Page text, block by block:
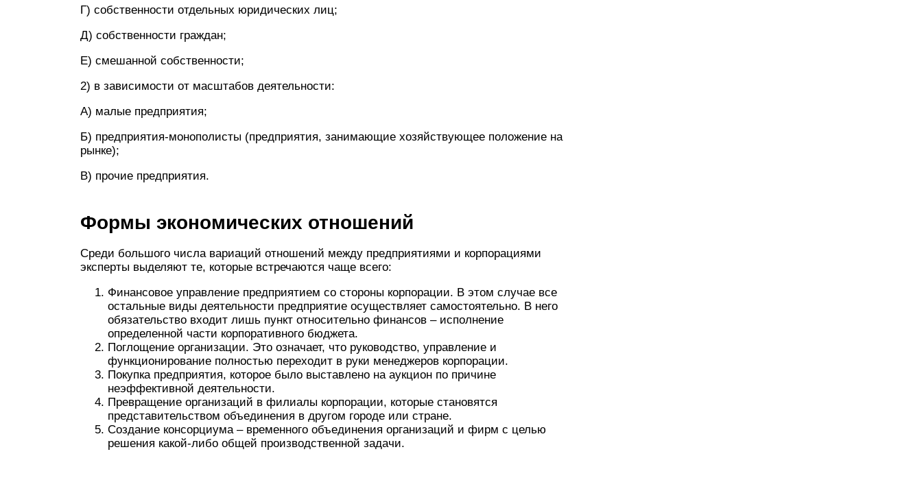
Г) собственности отдельных юридических лиц;
Д) собственности граждан;
Е) смешанной собственности;
2) в зависимости от масштабов деятельности:
А) малые предприятия;
Б) предприятия-монополисты (предприятия, занимающие хозяйствующее положение на
рынке);
В) прочие предприятия.
Формы экономических отношений
Среди большого числа вариаций отношений между предприятиями и корпорациями
эксперты выделяют те, которые встречаются чаще всего:
Финансовое управление предприятием со стороны корпорации. В этом случае все
остальные виды деятельности предприятие осуществляет самостоятельно. В него
обязательство входит лишь пункт относительно финансов – исполнение
определенной части корпоративного бюджета.
Поглощение организации. Это означает, что руководство, управление и
функционирование полностью переходит в руки менеджеров корпорации.
Покупка предприятия, которое было выставлено на аукцион по причине
неэффективной деятельности.
Превращение организаций в филиалы корпорации, которые становятся
представительством объединения в другом городе или стране.
Создание консорциума – временного объединения организаций и фирм с целью
решения какой-либо общей производственной задачи.